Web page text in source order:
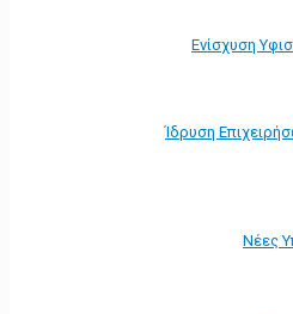
Ενίσχυση
Ίδρυση
Νέες